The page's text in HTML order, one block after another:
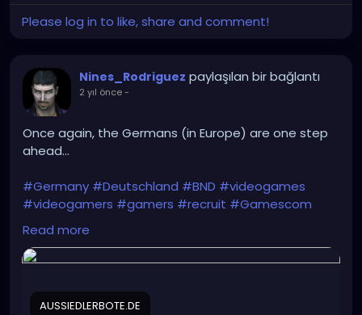
Please log in to like, share and comment!
Nines_Rodriguez paylaşılan bir bağlantı
2 yıl önce-
Once again, the Germans (in Europe) are one step
ahead...
#Germany #Deutschland #BND #videogames
#videogamers #gamers #recruit #Gamescom
#intelligence_agency
#Bundeswehr
#recruitment
https://aussiedlerbote.de/en/the-intelligence-
Read more
AUSSIEDLERBOTE.DE